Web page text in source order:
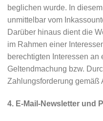
beglichen wurde. In
unmittelbar vom
Darüber hinaus dient die
im Rahmen einer
berechtigten Interessen an
Geltendmachung bzw.
Zahlungsforderung gemäß
4. E-Mail-Newsletter und